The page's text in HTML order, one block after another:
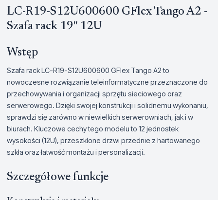
LC-R19-S12U600600 GFlex Tango A2 -
Szafa rack 19" 12U
Wstęp
Szafa rack LC-R19-S12U600600 GFlex Tango A2 to
nowoczesne rozwiązanie teleinformatyczne przeznaczone do
przechowywania i organizacji sprzętu sieciowego oraz
serwerowego. Dzięki swojej konstrukcji i solidnemu wykonaniu,
sprawdzi się zarówno w niewielkich serwerowniach, jak i w
biurach. Kluczowe cechy tego modelu to 12 jednostek
wysokości (12U), przeszklone drzwi przednie z hartowanego
szkła oraz łatwość montażu i personalizacji.
Szczegółowe funkcje